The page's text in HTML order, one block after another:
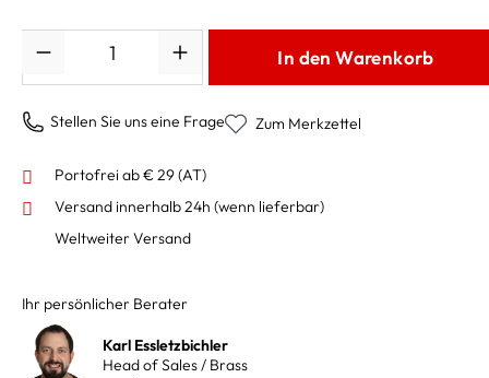
In den Warenkorb
Stellen Sie uns eine Frage Zum Merkzettel
Portofrei ab € 29 (AT)
Versand innerhalb 24h (wenn lieferbar)
Weltweiter Versand
Ihr persönlicher Berater
Karl Essletzbichler
Head of Sales / Brass